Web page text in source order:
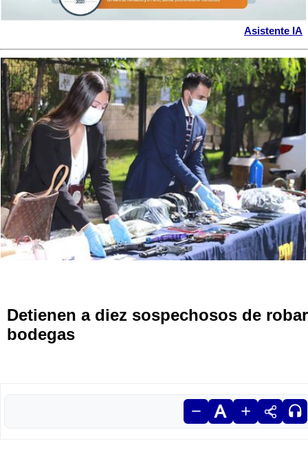
Asistente IA
Detienen a diez sospechosos de robar
bodegas